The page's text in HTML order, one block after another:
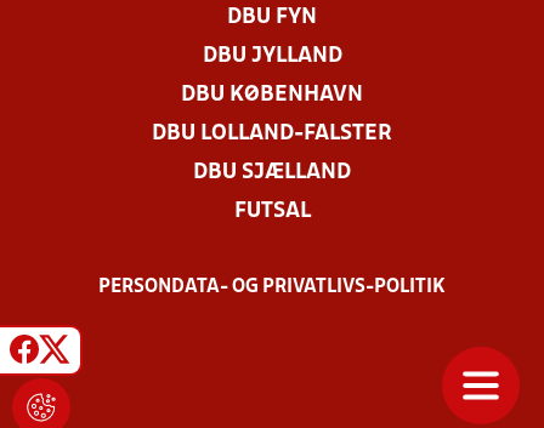
DBU FYN
DBU JYLLAND
DBU KØBENHAVN
DBU LOLLAND-FALSTER
DBU SJÆLLAND
FUTSAL
PERSONDATA- OG PRIVATLIVS-POLITIK